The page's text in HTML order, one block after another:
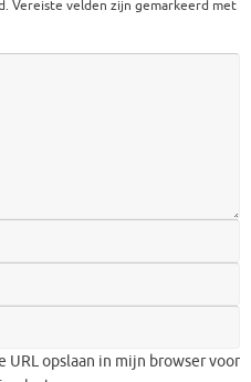
Vereiste velden zijn gemarkeerd met
URL opslaan in mijn browser voor